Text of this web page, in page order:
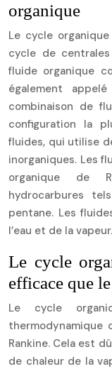
organique
Le cycle
cycle de
fluide organique
également
combinaison de
configuration la
fluides, qui utilise
inorganiques. Les
organique de
hydrocarbures
pentane. Les
l’eau et de la vapeur.
Le cycle
efficace que
Le cycle
Rankine. Cela est
de chaleur de la